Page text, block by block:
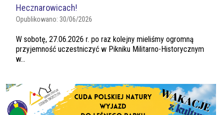
Hecznarowicach!
Opublikowano: 30/06/2026
W sobotę, 27.06.2026 r. po raz kolejny mieliśmy ogromną
przyjemność uczestniczyć w Pikniku Militarno-Historycznym
w...